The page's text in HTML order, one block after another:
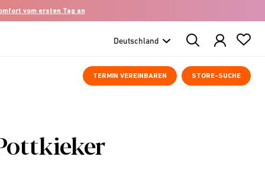
vom ersten Tag an
Search
Products
TERMIN VEREINBAREN STORE-SUCHE